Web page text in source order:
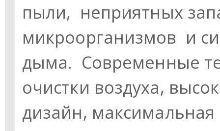
пыли, неприятных
микроорганизмов и
дыма. Современные
очистки воздуха,
дизайн, максимальная